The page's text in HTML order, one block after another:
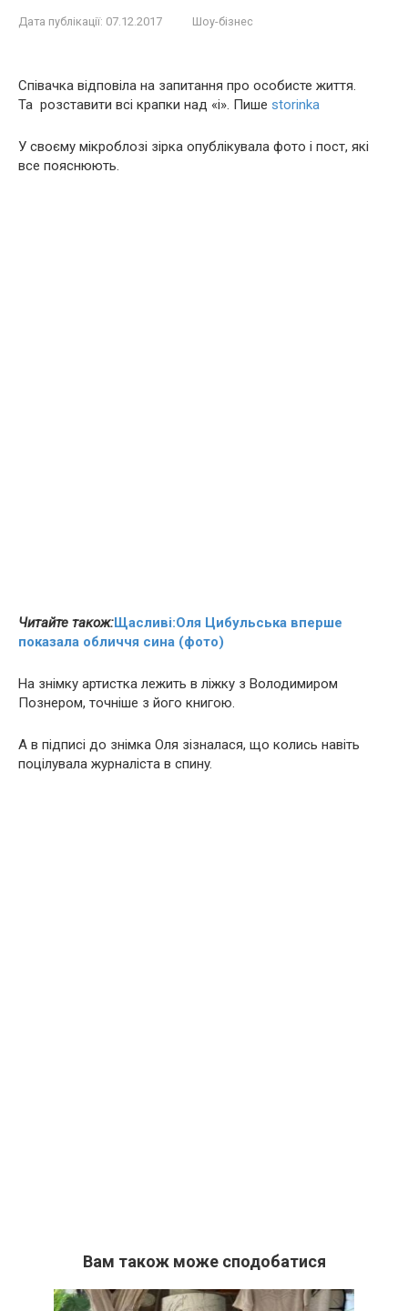
Дата публікації: 07.12.2017 Шоу-бізнес
Співачка відповіла на запитання про особисте життя.
Та розставити всі крапки над «і». Пише storinka
У своєму мікроблозі зірка опублікувала фото і пост, які
все пояснюють.
Читайте також:Щaсливі:Оля Цибульська вперше
показала обличчя сина (фото)
На знімку артистка лежить в ліжку з Володимиром
Познером, точніше з його книгою.
А в підписі до знімка Оля зізналася, що колись навіть
поцiлувала журналіста в cпинy.
Вам також може сподобатися